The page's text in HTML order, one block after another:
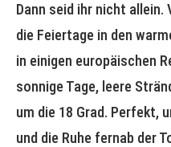
Dann seid ihr nicht allein.
die Feiertage in den
in einigen europäischen
sonnige Tage, leere
um die 18 Grad. Perfekt,
und die Ruhe fernab der